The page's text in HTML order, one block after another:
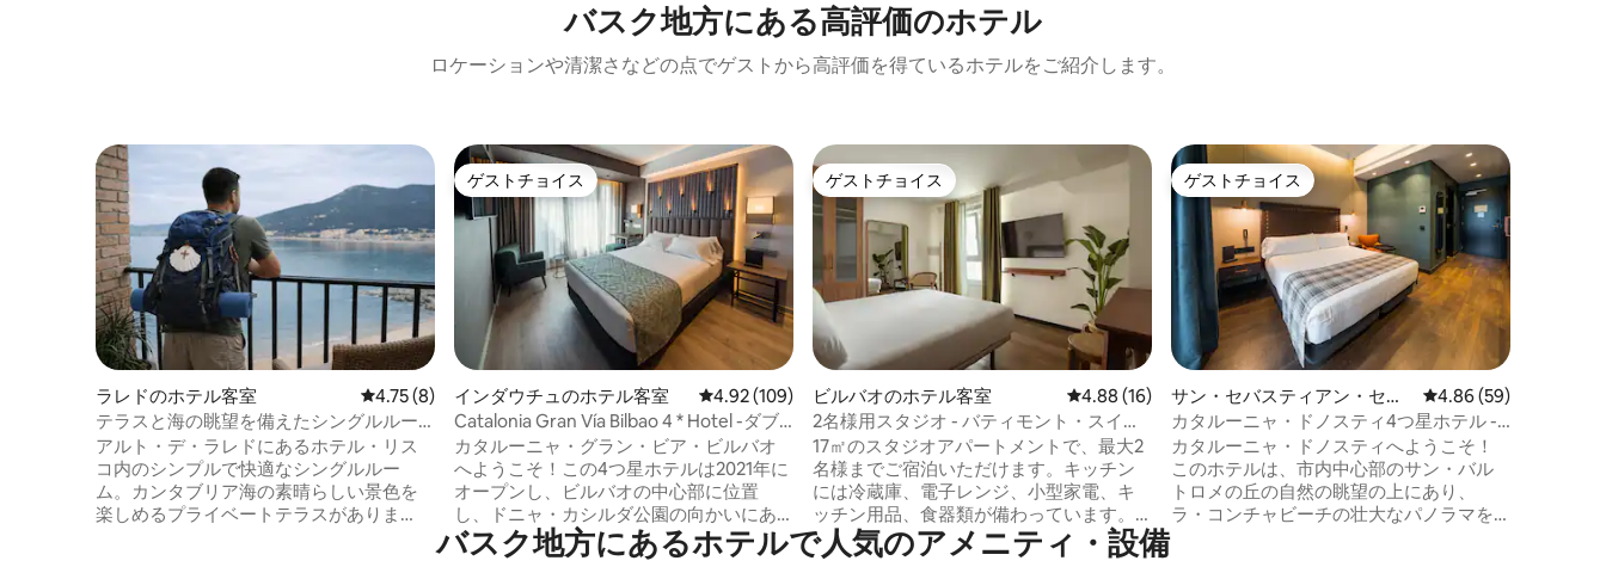
バスク地方にある高⁠評⁠価⁠のホ⁠テ⁠ル
ロケーションや清潔さなどの点でゲストから高評価を得ているホテルをご紹介します。
ラレドのホテル客室 レビュー8件、5つ星中4.75つ星の平均評価
4.75 (8)
テラスと海の眺望を備えたシングルルー
ム
アルト・デ・ラレドにあるホテル・リス
コ内のシンプルで快適なシングルルー
ム。カンタブリア海の素晴らしい景色を
楽しめるプライベートテラスがありま
ゲストチョイス
ゲストチョイス
インダウチュのホテル客室 レビュー109件、5つ星中4.92つ星の平均評価
4.92 (109)
Catalonia Gran Vía Bilbao 4 * Hotel -ダブ
ルルーム
カタルーニャ・グラン・ビア・ビルバオ
へようこそ！この4つ星ホテルは2021年に
オープンし、ビルバオの中心部に位置
し、ドニャ・カシルダ公園の向かいにあ
り、グッゲンハイム美術館やユスカルデ
ュナ会議場に非常に近い場所にありま
ゲストチョイス
ゲストチョイス
ビルバオのホテル客室 レビュー16件、5つ星中4.88つ星の平均評価
4.88 (16)
2名様用スタジオ - バティモント・スイー
ツ＆アパートメンツ
17㎡のスタジオアパートメントで、最大2
名様までご宿泊いただけます。キッチン
には冷蔵庫、電子レンジ、小型家電、キ
ッチン用品、食器類が備わっています。
クイーンサイズベッド、スマートテレ
ビ、中庭を見渡せる窓もございます。床
ゲストチョイス
ゲストチョイス
サン・セバスティアン・セン
ターのホテル客室
レビュー59件、5つ星
4.86 (59)
カタルーニャ・ドノスティ4つ星ホテル -
ダブルルーム
カタルーニャ・ドノスティへようこそ！
このホテルは、市内中心部のサン・バル
トロメの丘の自然の眺望の上にあり、
ラ・コンチャビーチの壮大なパノラマを
バスク地方にあるホ⁠テ⁠ル⁠で人⁠気⁠のア⁠メ⁠ニ⁠テ⁠ィ⁠・設⁠備